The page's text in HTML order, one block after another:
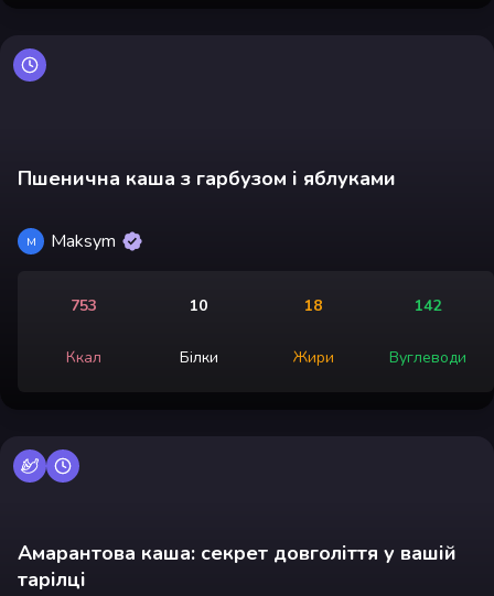
Пшенична каша з гарбузом і яблуками
M Maksym
753
Ккал
10
Білки
18
Жири
142
Вуглеводи
Амарантова каша: секрет довголіття у вашій
тарілці